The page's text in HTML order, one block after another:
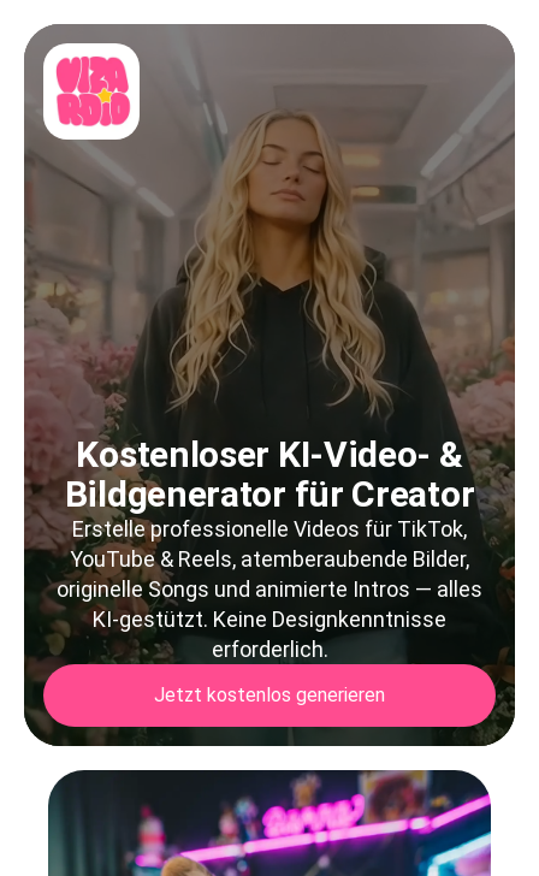
Kostenloser KI-Video- &
Bildgenerator für Creator
Erstelle professionelle Videos für TikTok,
YouTube & Reels, atemberaubende Bilder,
originelle Songs und animierte Intros — alles
KI-gestützt. Keine Designkenntnisse
erforderlich.
Jetzt kostenlos generieren